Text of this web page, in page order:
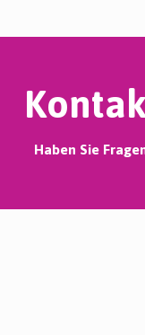
Haben Sie